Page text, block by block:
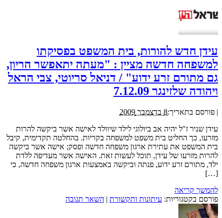
עידן חדש להורות, בית המשפט בפסיקתו
למשפחה חדשה מציין : "מעתה יתאפשר הריון,
גם מתורם זרע ידוע" / דניאל סריוטי, צבי הראל
ויהודה שלזינגר 7.12.09
| פורסם בתאריך:8 בדצמבר 2009
עידן שניר ז"ל יהיה אב ביולוגי לילד שיוולד לאישה אשר ביקשה להרות
מזרעו, כך החליט בית משפט למשפחה בקריות. בהחלטה תקדימית, קיבל
בית המשפט את עתירת ארגון משפחה חדשה ופסק; אישה אשר ביקשה
להרות מזרעו של עידן, תוכל לעשות זאת. האישה אשר מעדיפה ללדת
ילד, מתורם זרע ידוע, פנתה וביקשה באמצעות ארגון משפחה חדשה, כי
[…]
להמשך קריאה
פורסם בקטגוריות: עיתונות ותקשורת | השאר תגובה